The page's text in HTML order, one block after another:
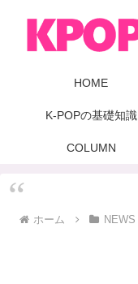
HOME
K-POPの基礎知識
COLUMN
ホーム NEWS